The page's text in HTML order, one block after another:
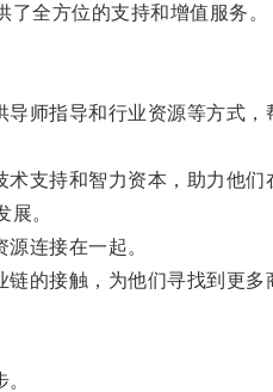
全方位的支持和增值服务。
指导和行业资源等方式，
持和智力资本，助力他们
。
连接在一起。
接触，为他们寻找到更多